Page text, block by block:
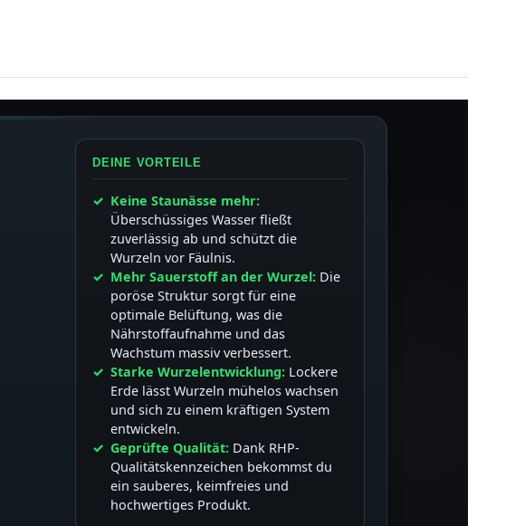
DEINE VORTEILE
Keine Staunässe mehr:
Überschüssiges Wasser fließt
zuverlässig ab und schützt die
Wurzeln vor Fäulnis.
Mehr Sauerstoff an der Wurzel: Die
poröse Struktur sorgt für eine
optimale Belüftung, was die
Nährstoffaufnahme und das
Wachstum massiv verbessert.
Starke Wurzelentwicklung: Lockere
Erde lässt Wurzeln mühelos wachsen
und sich zu einem kräftigen System
entwickeln.
Geprüfte Qualität: Dank RHP-
Qualitätskennzeichen bekommst du
ein sauberes, keimfreies und
hochwertiges Produkt.